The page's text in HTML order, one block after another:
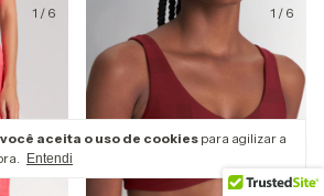
você aceita o uso de cookies para agilizar a
Entendi
1 / 6 1 / 6